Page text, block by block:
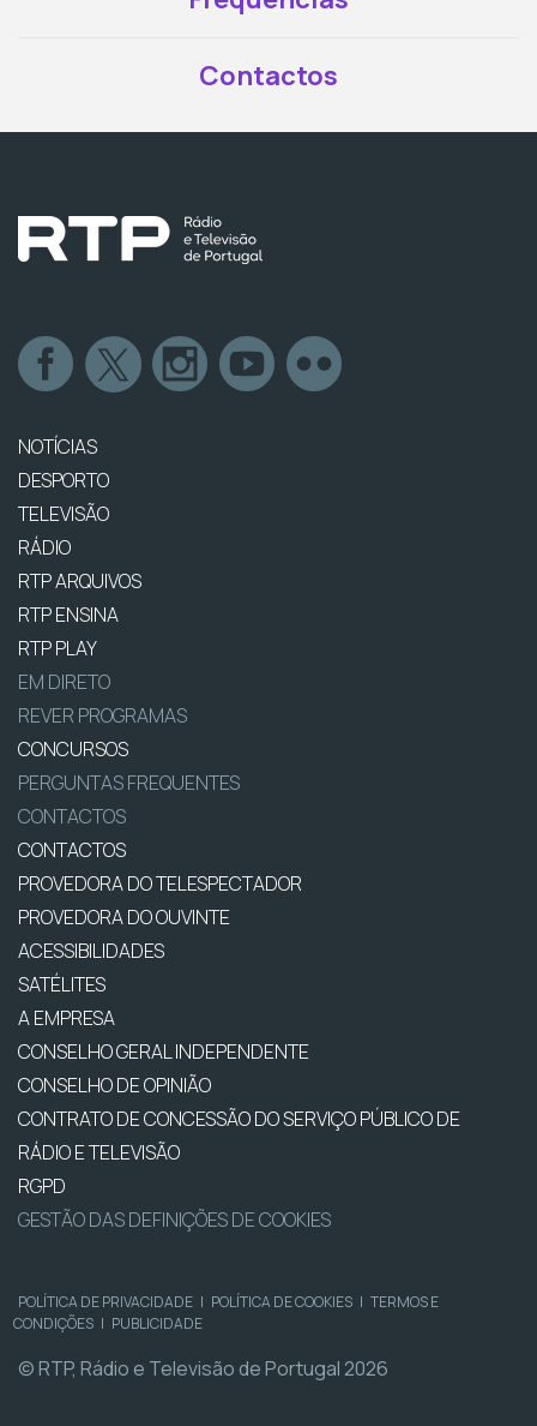
Contactos
NOTÍCIAS
DESPORTO
TELEVISÃO
RÁDIO
RTP ARQUIVOS
RTP ENSINA
RTP PLAY
EM DIRETO
REVER PROGRAMAS
CONCURSOS
PERGUNTAS FREQUENTES
CONTACTOS
CONTACTOS
PROVEDORA DO TELESPECTADOR
PROVEDORA DO OUVINTE
ACESSIBILIDADES
SATÉLITES
A EMPRESA
CONSELHO GERAL INDEPENDENTE
CONSELHO DE OPINIÃO
CONTRATO DE CONCESSÃO DO SERVIÇO PÚBLICO DE
RÁDIO E TELEVISÃO
RGPD
GESTÃO DAS DEFINIÇÕES DE COOKIES
POLÍTICA DE PRIVACIDADE | POLÍTICA DE COOKIES | TERMOS E
CONDIÇÕES | PUBLICIDADE
© RTP, Rádio e Televisão de Portugal 2026